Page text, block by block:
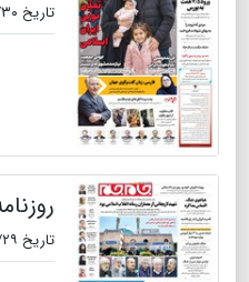
تاریخ ۱۴۰۵/۲/۳۰
تاریخ ۱۴۰۵/۲/۲۹